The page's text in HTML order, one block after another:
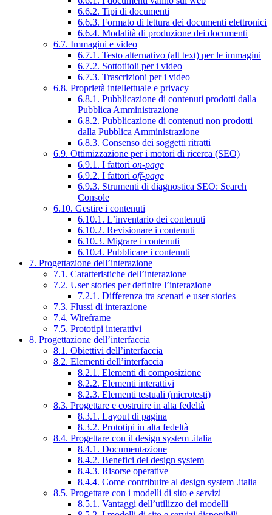
6.6.2. Tipi di documenti
6.6.3. Formato di lettura dei documenti elettronici
6.6.4. Modalità di produzione dei documenti
6.7. Immagini e video
6.7.1. Testo alternativo (alt text) per le immagini
6.7.2. Sottotitoli per i video
6.7.3. Trascrizioni per i video
6.8. Proprietà intellettuale e privacy
6.8.1. Pubblicazione di contenuti prodotti dalla
Pubblica Amministrazione
6.8.2. Pubblicazione di contenuti non prodotti
dalla Pubblica Amministrazione
6.8.3. Consenso dei soggetti ritratti
6.9. Ottimizzazione per i motori di ricerca (SEO)
6.9.1. I fattori on-page
6.9.2. I fattori off-page
6.9.3. Strumenti di diagnostica SEO: Search
Console
6.10. Gestire i contenuti
6.10.1. L’inventario dei contenuti
6.10.2. Revisionare i contenuti
6.10.3. Migrare i contenuti
6.10.4. Pubblicare i contenuti
7. Progettazione dell’interazione
7.1. Caratteristiche dell’interazione
7.2. User stories per definire l’interazione
7.2.1. Differenza tra scenari e user stories
7.3. Flussi di interazione
7.4. Wireframe
7.5. Prototipi interattivi
8. Progettazione dell’interfaccia
8.1. Obiettivi dell’interfaccia
8.2. Elementi dell’interfaccia
8.2.1. Elementi di composizione
8.2.2. Elementi interattivi
8.2.3. Elementi testuali (microtesti)
8.3. Progettare e costruire in alta fedeltà
8.3.1. Layout di pagina
8.3.2. Prototipi in alta fedeltà
8.4. Progettare con il design system .italia
8.4.1. Documentazione
8.4.2. Benefici del design system
8.4.3. Risorse operative
8.4.4. Come contribuire al design system .italia
8.5. Progettare con i modelli di sito e servizi
8.5.1. Vantaggi dell’utilizzo dei modelli